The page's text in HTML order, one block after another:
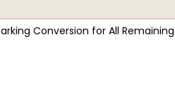
Conversion for All